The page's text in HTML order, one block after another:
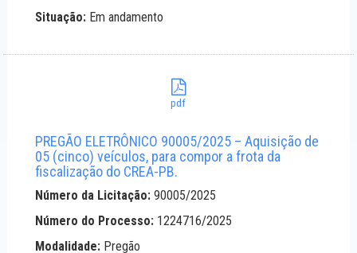
Situação: Em andamento
pdf
PREGÃO ELETRÔNICO 90005/2025 – Aquisição de
05 (cinco) veículos, para compor a frota da
fiscalização do CREA-PB.
Número da Licitação: 90005/2025
Número do Processo: 1224716/2025
Modalidade: Pregão